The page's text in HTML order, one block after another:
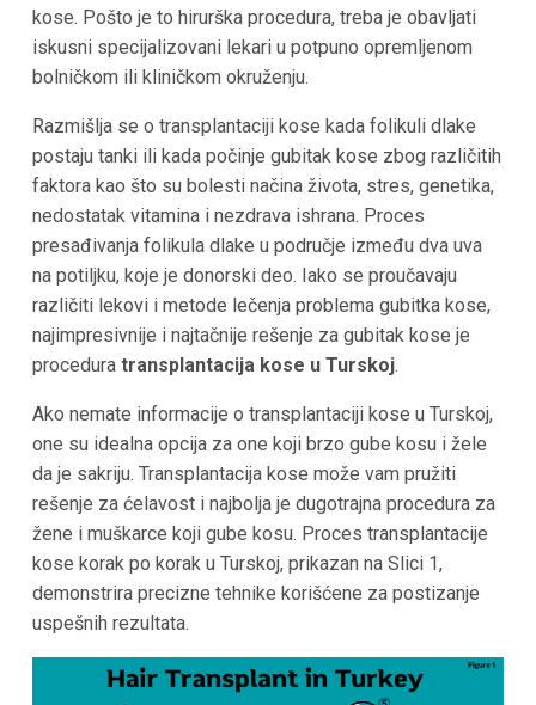
kose. Pošto je to hirurška procedura, treba je obavljati
iskusni specijalizovani lekari u potpuno opremljenom
bolničkom ili kliničkom okruženju.
Razmišlja se o transplantaciji kose kada folikuli dlake
postaju tanki ili kada počinje gubitak kose zbog različitih
faktora kao što su bolesti načina života, stres, genetika,
nedostatak vitamina i nezdrava ishrana. Proces
presađivanja folikula dlake u područje između dva uva
na potiljku, koje je donorski deo. Iako se proučavaju
različiti lekovi i metode lečenja problema gubitka kose,
najimpresivnije i najtačnije rešenje za gubitak kose je
procedura transplantacija kose u Turskoj.
Ako nemate informacije o transplantaciji kose u Turskoj,
one su idealna opcija za one koji brzo gube kosu i žele
da je sakriju. Transplantacija kose može vam pružiti
rešenje za ćelavost i najbolja je dugotrajna procedura za
žene i muškarce koji gube kosu. Proces transplantacije
kose korak po korak u Turskoj, prikazan na Slici 1,
demonstrira precizne tehnike korišćene za postizanje
uspešnih rezultata.